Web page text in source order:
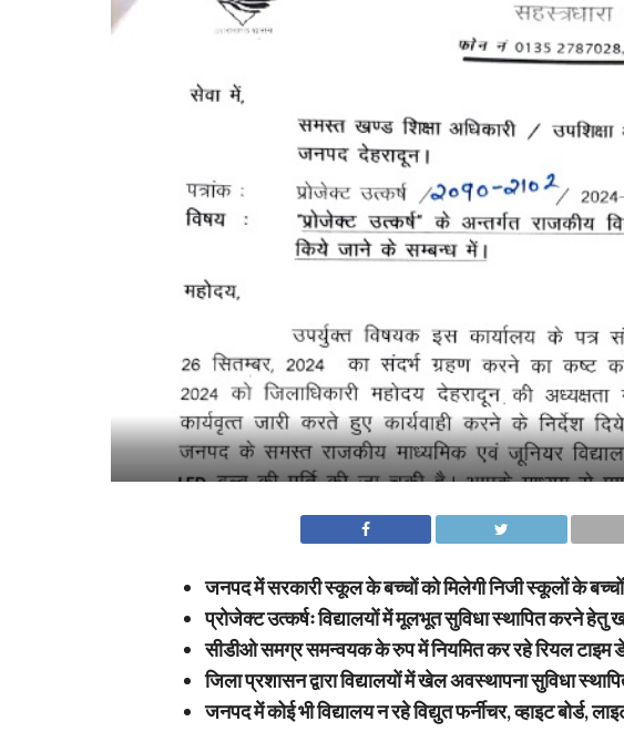
जनपद में सरकारी स्कूल के बच्चों को मिलेगी निजी स्कूलों के
प्रोजेक्ट उत्कर्षः विद्यालयों में मूलभूत सुविधा स्थापित करने हेतु
सीडीओ समग्र समन्वयक के रुप में नियमित कर रहे रियल टाइम
जिला प्रशासन द्वारा विद्यालयों में खेल अवस्थापना सुविधा
जनपद में कोई भी विद्यालय न रहे विद्युत फर्नीचर, व्हाइट बोर्ड,